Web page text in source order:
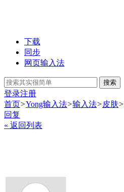
下载
同步
网页输入法
搜索
登录注册
首页>Yong输入法>输入法>皮肤>
回复
« 返回列表